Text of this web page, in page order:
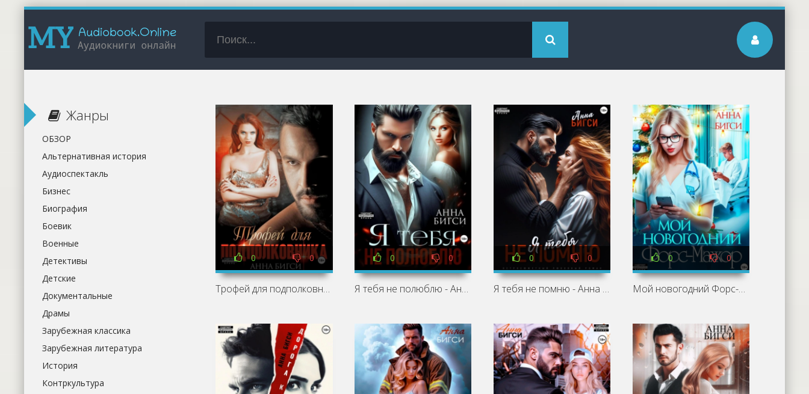
0 0
Трофей для подполковника - Анна Бигси
0 0
Я тебя не полюблю - Анна Бигси
0 0
Я тебя не помню - Анна Бигси
0 0
Мой новогодний Форс-Мажор - Анна Бигси
Жанры
ОБЗОР
Альтернативная история
Аудиоспектакль
Бизнес
Биография
Боевик
Военные
Детективы
Детские
Документальные
Драмы
Зарубежная классика
Зарубежная литература
История
Контркультура